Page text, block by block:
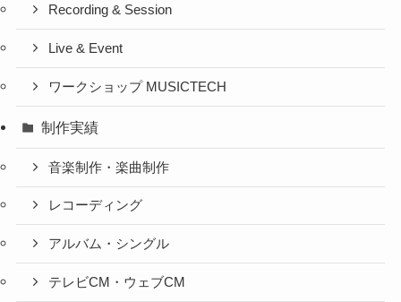
Recording & Session
Live & Event
ワークショップ MUSICTECH
制作実績
音楽制作・楽曲制作
レコーディング
アルバム・シングル
テレビCM・ウェブCM